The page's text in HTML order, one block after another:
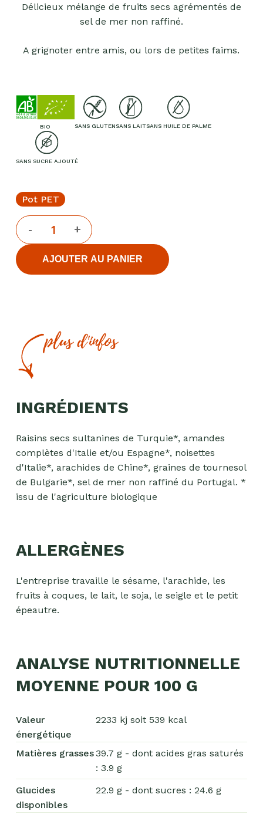
Délicieux mélange de fruits secs agrémentés de
sel de mer non raffiné.
A grignoter entre amis, ou lors de petites faims.
BIO SANS GLUTENSANS LAITSANS HUILE DE PALME
SANS SUCRE AJOUTÉ
Pot PET
AJOUTER AU PANIER
plus d'infos
INGRÉDIENTS
Raisins secs sultanines de Turquie*, amandes
complètes d'Italie et/ou Espagne*, noisettes
d'Italie*, arachides de Chine*, graines de tournesol
de Bulgarie*, sel de mer non raffiné du Portugal. *
issu de l'agriculture biologique
ALLERGÈNES
L'entreprise travaille le sésame, l'arachide, les
fruits à coques, le lait, le soja, le seigle et le petit
épeautre.
ANALYSE NUTRITIONNELLE
MOYENNE POUR 100 G
Valeur
énergétique
2233 kj soit 539 kcal
Matières grasses39.7 g - dont acides gras saturés
: 3.9 g
Glucides
disponibles
22.9 g - dont sucres : 24.6 g